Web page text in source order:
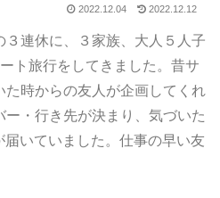
2022.12.04 2022.12.12
３連休に、３家族、大人５人子
ト旅行をしてきました。昔サ
た時からの友人が企画してくれ
・行き先が決まり、気づいた
いていました。仕事の早い友